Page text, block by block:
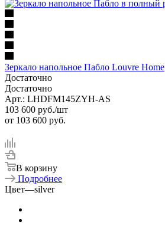
Зеркало напольное Пабло Louvre Home
Достаточно
Достаточно
Арт.: LHDFM145ZYH-AS
103 600 руб./шт
от 103 600 руб.
В корзину
Подробнее
Цвет—silver